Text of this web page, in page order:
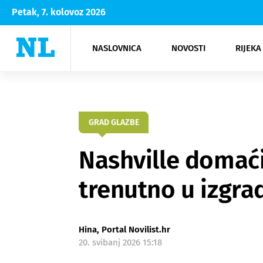
Petak, 7. kolovoz 2026
NASLOVNICA NOVOSTI
Rijeka Opatija
NK
Moda
Kultura
GRAD GLAZBE
Nashville
trenutno u
Hina, Portal Novilist.hr
20. svibanj 2026 15:18